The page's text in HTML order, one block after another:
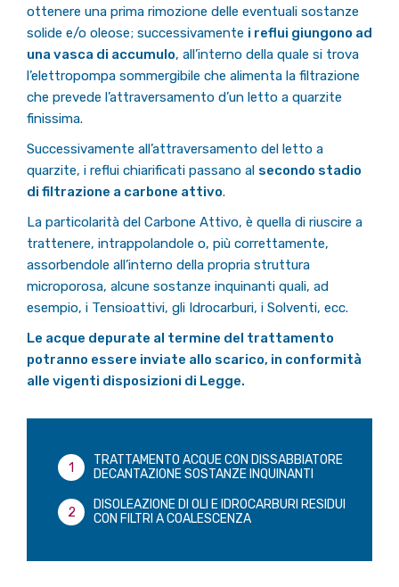
ottenere una prima rimozione delle eventuali sostanze
solide e/o oleose; successivamente i reflui giungono ad
una vasca di accumulo, all’interno della quale si trova
l’elettropompa sommergibile che alimenta la filtrazione
che prevede l’attraversamento d’un letto a quarzite
finissima.
Successivamente all’attraversamento del letto a
quarzite, i reflui chiarificati passano al secondo stadio
di filtrazione a carbone attivo.
La particolarità del Carbone Attivo, è quella di riuscire a
trattenere, intrappolandole o, più correttamente,
assorbendole all’interno della propria struttura
microporosa, alcune sostanze inquinanti quali, ad
esempio, i Tensioattivi, gli Idrocarburi, i Solventi, ecc.
Le acque depurate al termine del trattamento
potranno essere inviate allo scarico, in conformità
alle vigenti disposizioni di Legge.
TRATTAMENTO ACQUE CON DISSABBIATORE
DECANTAZIONE SOSTANZE INQUINANTI
DISOLEAZIONE DI OLI E IDROCARBURI RESIDUI
CON FILTRI A COALESCENZA